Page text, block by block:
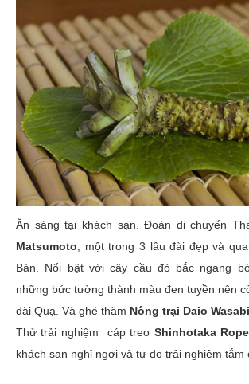
Ăn sáng tại khách sạn. Đoàn di chuyển
Matsumoto, một trong 3 lâu đài đẹp và
Bản. Nổi bật với cây cầu đỏ bắc ngang
những bức tường thành màu đen tuyền nên
đài Quạ. Và ghé thăm Nông trại Daio
Thử trải nghiệm cáp treo Shinhotaka
khách sạn nghỉ ngơi và tự do trải nghiệm tắm